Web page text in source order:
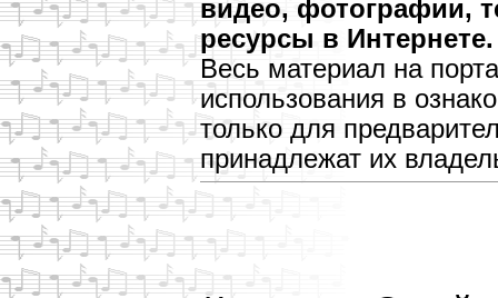
видео, фотографии,
ресурсы в Интернете.
Весь материал на
использования в
только для
принадлежат их